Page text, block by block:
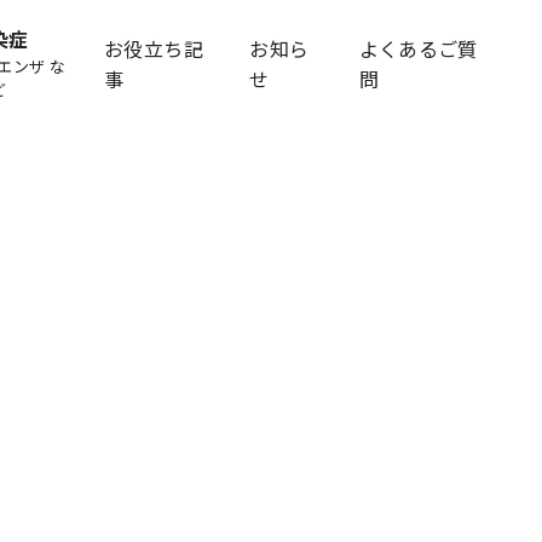
症
ンザ な
お役立ち記
事
お知ら
せ
よくあるご質
問